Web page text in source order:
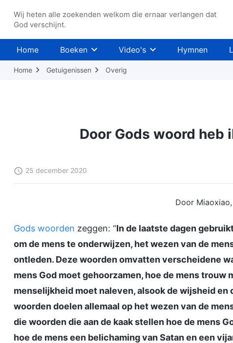
Wij heten alle zoekenden welkom die ernaar verlangen dat
God verschijnt.
Home Boeken Video's Hymnen
Home Getuigenissen Overig
Door Gods woord heb
25 december 2020
Door
Gods woorden zeggen: “In de laatste dagen
om de mens te onderwijzen, het wezen van de
ontleden. Deze woorden omvatten verscheidene
mens God moet gehoorzamen, hoe de mens trouw
menselijkheid moet naleven, alsook de wijsheid en
woorden doelen allemaal op het wezen van de
die woorden die aan de kaak stellen hoe de mens
hoe de mens een belichaming van Satan en een